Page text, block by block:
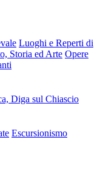
Luoghi e Reperti di
Storia ed Arte Opere
Diga sul Chiascio
Escursionismo